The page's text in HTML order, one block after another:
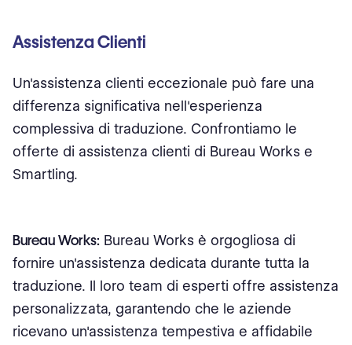
Assistenza Clienti
Un'assistenza clienti eccezionale può fare una
differenza significativa nell'esperienza
complessiva di traduzione. Confrontiamo le
offerte di assistenza clienti di Bureau Works e
Smartling.
Bureau Works: Bureau Works è orgogliosa di
fornire un'assistenza dedicata durante tutta la
traduzione. Il loro team di esperti offre assistenza
personalizzata, garantendo che le aziende
ricevano un'assistenza tempestiva e affidabile